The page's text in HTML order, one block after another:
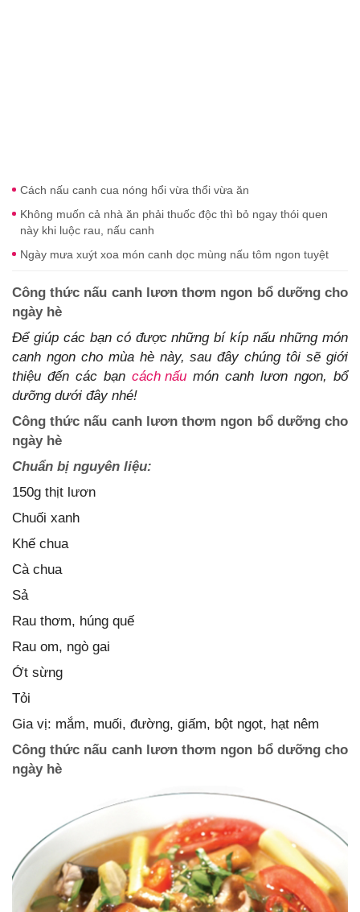
Cách nấu canh cua nóng hổi vừa thổi vừa ăn
Không muốn cả nhà ăn phải thuốc độc thì bỏ ngay thói quen
này khi luộc rau, nấu canh
Ngày mưa xuýt xoa món canh dọc mùng nấu tôm ngon tuyệt
Công thức nấu canh lươn thơm ngon bổ dưỡng cho
ngày hè
Để giúp các bạn có được những bí kíp nấu những món
canh ngon cho mùa hè này, sau đây chúng tôi sẽ giới
thiệu đến các bạn cách nấu món canh lươn ngon, bổ
dưỡng dưới đây nhé!
Công thức nấu canh lươn thơm ngon bổ dưỡng cho
ngày hè
Chuẩn bị nguyên liệu:
150g thịt lươn
Chuối xanh
Khế chua
Cà chua
Sả
Rau thơm, húng quế
Rau om, ngò gai
Ớt sừng
Tỏi
Gia vị: mắm, muối, đường, giấm, bột ngọt, hạt nêm
Công thức nấu canh lươn thơm ngon bổ dưỡng cho
ngày hè